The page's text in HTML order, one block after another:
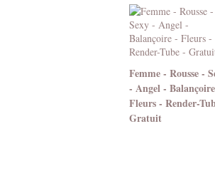
Femme - Rousse -
- Angel -
Fleurs - Render-
Gratuit